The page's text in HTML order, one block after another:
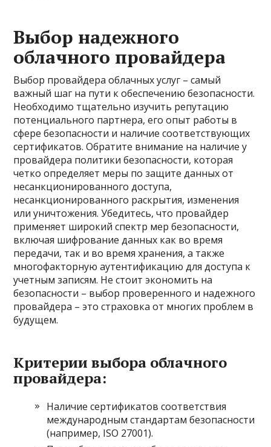
Выбор надежного
облачного провайдера
Выбор провайдера облачных услуг – самый
важный шаг на пути к обеспечению безопасности.
Необходимо тщательно изучить репутацию
потенциального партнера, его опыт работы в
сфере безопасности и наличие соответствующих
сертификатов. Обратите внимание на наличие у
провайдера политики безопасности, которая
четко определяет меры по защите данных от
несанкционированного доступа,
несанкционированного раскрытия, изменения
или уничтожения. Убедитесь, что провайдер
применяет широкий спектр мер безопасности,
включая шифрование данных как во время
передачи, так и во время хранения, а также
многофакторную аутентификацию для доступа к
учетным записям. Не стоит экономить на
безопасности – выбор проверенного и надежного
провайдера – это страховка от многих проблем в
будущем.
Критерии выбора облачного
провайдера:
Наличие сертификатов соответствия
международным стандартам безопасности
(например, ISO 27001).